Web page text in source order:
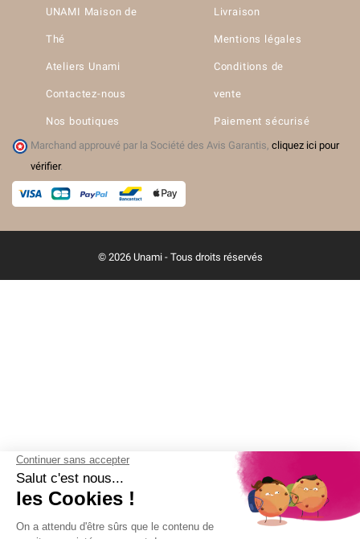
UNAMI Maison de
Thé
Ateliers Unami
Contactez-nous
Nos boutiques
Livraison
Mentions légales
Conditions de
vente
Paiement sécurisé
Marchand approuvé par la Société des Avis Garantis, cliquez ici pour
vérifier.
© 2026 Unami - Tous droits réservés